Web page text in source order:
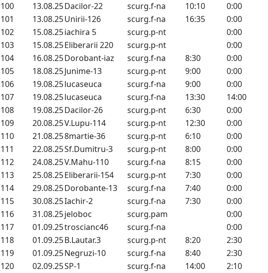
100
13.08.25Dacilor-22 scurg.f-na 10:10
0:00
101
13.08.25Unirii-126 scurg.f-na 16:35
0:00
102
15.08.25iachira 5 scurg.p-nt
0:00
103
15.08.25Eliberarii 220 scurg.p-nt
0:00
104
16.08.25Dorobant-iaz scurg.f-na 8:30
0:00
105
18.08.25Junime-13 scurg.p-nt 9:00
0:00
106
19.08.25lucaseuca scurg.f-na 9:00
0:00
107
19.08.25lucaseuca scurg.f-na 13:30
14:00
108
19.08.25Dacilor-26 scurg.p-nt 6:30
0:00
109
20.08.25V.Lupu-114 scurg.p-nt 12:30
0:00
110
21.08.258martie-36 scurg.p-nt 6:10
0:00
111
22.08.25Sf.Dumitru-3 scurg.p-nt 8:00
0:00
112
24.08.25V.Mahu-110 scurg.f-na 8:15
0:00
113
25.08.25Еliberarii-154 scurg.p-nt 7:30
0:00
114
29.08.25Dorobante-13 scurg.f-na 7:40
0:00
115
30.08.25Iachir-2 scurg.f-na 7:30
0:00
116
31.08.25jeloboc scurg.pam
0:00
117
01.09.25troscianc46 scurg.f-na
0:00
118
01.09.25B.Lautar.3 scurg.p-nt 8:20
2:30
119
01.09.25Negruzi-10 scurg.f-na 8:40
2:30
120
02.09.25SP-1 scurg.f-na 14:00
2:10